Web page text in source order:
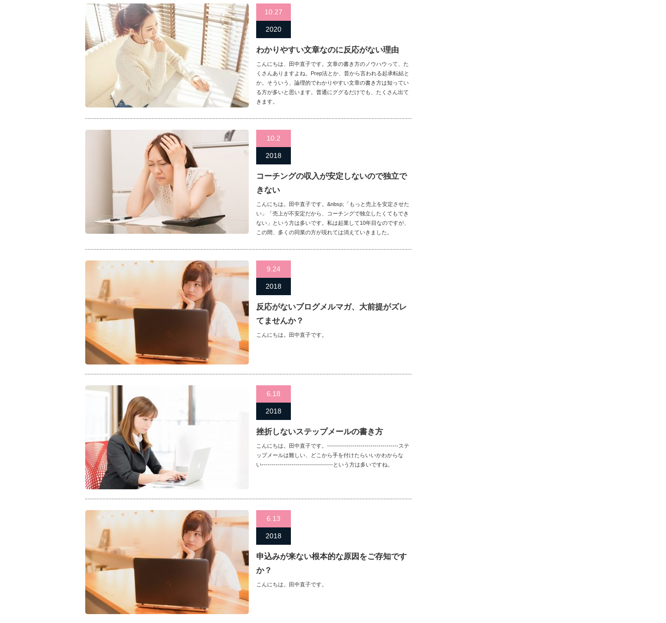
10.27
2020
わかりやすい文章なのに反応がない理由
こんにちは、田中直子です。文章の書き方のノウハウって、た
くさんありますよね。Prep法とか、昔から言われる起承転結と
か。そういう、論理的でわかりやすい文章の書き方は知ってい
る方が多いと思います。普通にググるだけでも、たくさん出て
きます。
10.2
2018
コーチングの収入が安定しないので独立で
きない
こんにちは。田中直子です。&nbsp;「もっと売上を安定させた
い」「売上が不安定だから、コーチングで独立したくてもでき
ない」という方は多いです。私は起業して10年目なのですが、
この間、多くの同業の方が現れては消えていきました。
9.24
2018
反応がないブログメルマガ、大前提がズレ
てませんか？
こんにちは。田中直子です。
6.18
2018
挫折しないステップメールの書き方
こんにちは。田中直子です。------------------------------------ステ
ップメールは難しい、どこから手を付けたらいいかわからな
い------------------------------------という方は多いですね。
6.13
2018
申込みが来ない根本的な原因をご存知です
か？
こんにちは。田中直子です。